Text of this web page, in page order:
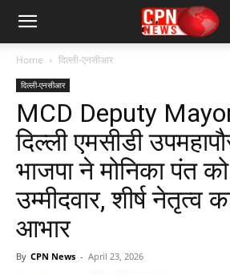
Home दिल्ली-एनसीआर
दिल्ली-एनसीआर
MCD Deputy
दिल्ली एमसीडी
भाजपा ने मोनिका पंत
उम्मीदवार, शीर्ष नेतृत्व
आभार
By CPN News - April 23, 2026